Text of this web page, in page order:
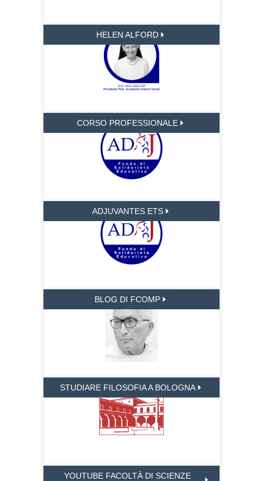
HELEN ALFORD
CORSO PROFESSIONALE
ADJUVANTES ETS
BLOG DI FCOMP
STUDIARE FILOSOFIA A BOLOGNA
YOUTUBE FACOLTÀ DI SCIENZE